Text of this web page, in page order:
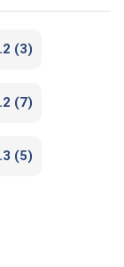
(3)
(7)
(5)